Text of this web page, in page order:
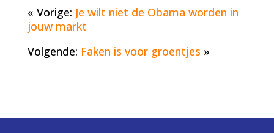
« Vorige: Je wilt niet de Obama worden in
jouw markt
Volgende: Faken is voor groentjes »